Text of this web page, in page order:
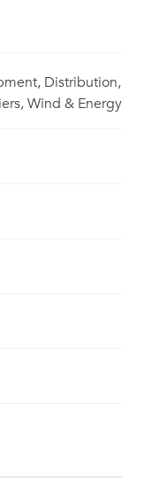
Distribution,
Wind & Energy